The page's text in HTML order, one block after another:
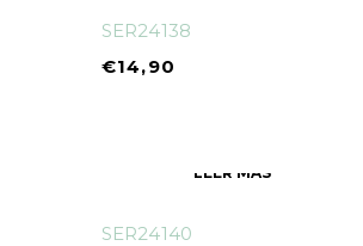
SER24138
€14,90
LEER MÁS
SER24140